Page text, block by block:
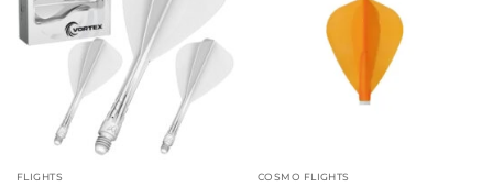
FLIGHTS COSMO FLIGHTS